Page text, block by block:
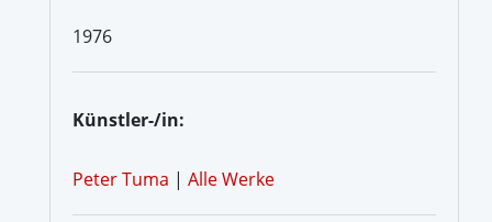
1976
Künstler-/in:
Peter Tuma | Alle Werke